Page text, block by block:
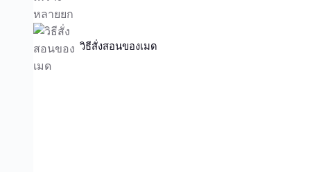
วิธีสั่งสอนของเมด